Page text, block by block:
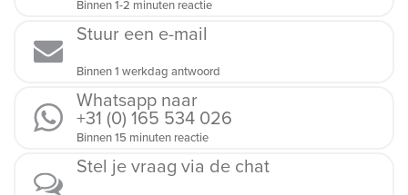
Binnen 1-2 minuten reactie
Stuur een e-mail
Binnen 1 werkdag antwoord
Whatsapp naar
+31 (0) 165 534 026
Binnen 15 minuten reactie
Stel je vraag via de chat